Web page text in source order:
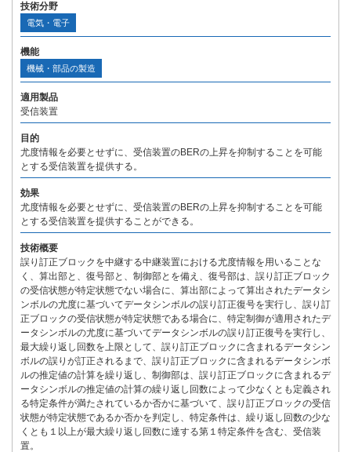
技術分野
電気・電子
機能
機械・部品の製造
適用製品
受信装置
目的
尤度情報を必要とせずに、受信装置のBERの上昇を抑制することを可能
とする受信装置を提供する。
効果
尤度情報を必要とせずに、受信装置のBERの上昇を抑制することを可能
とする受信装置を提供することができる。
技術概要
誤り訂正ブロックを中継する中継装置における尤度情報を用いることな
く、算出部と、復号部と、制御部とを備え、復号部は、誤り訂正ブロック
の受信状態が特定状態でない場合に、算出部によって算出されたデータシ
ンボルの尤度に基づいてデータシンボルの誤り訂正復号を実行し、誤り訂
正ブロックの受信状態が特定状態である場合に、特定制御が適用されたデ
ータシンボルの尤度に基づいてデータシンボルの誤り訂正復号を実行し、
最大繰り返し回数を上限として、誤り訂正ブロックに含まれるデータシン
ボルの誤りが訂正されるまで、誤り訂正ブロックに含まれるデータシンボ
ルの推定値の計算を繰り返し、制御部は、誤り訂正ブロックに含まれるデ
ータシンボルの推定値の計算の繰り返し回数によって少なくとも定義され
る特定条件が満たされているか否かに基づいて、誤り訂正ブロックの受信
状態が特定状態であるか否かを判定し、特定条件は、繰り返し回数の少な
くとも１以上が最大繰り返し回数に達する第１特定条件を含む、受信装
置。